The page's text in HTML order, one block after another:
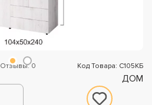
Отзывы: 0 Код Товара: С105КБ
ДОМ